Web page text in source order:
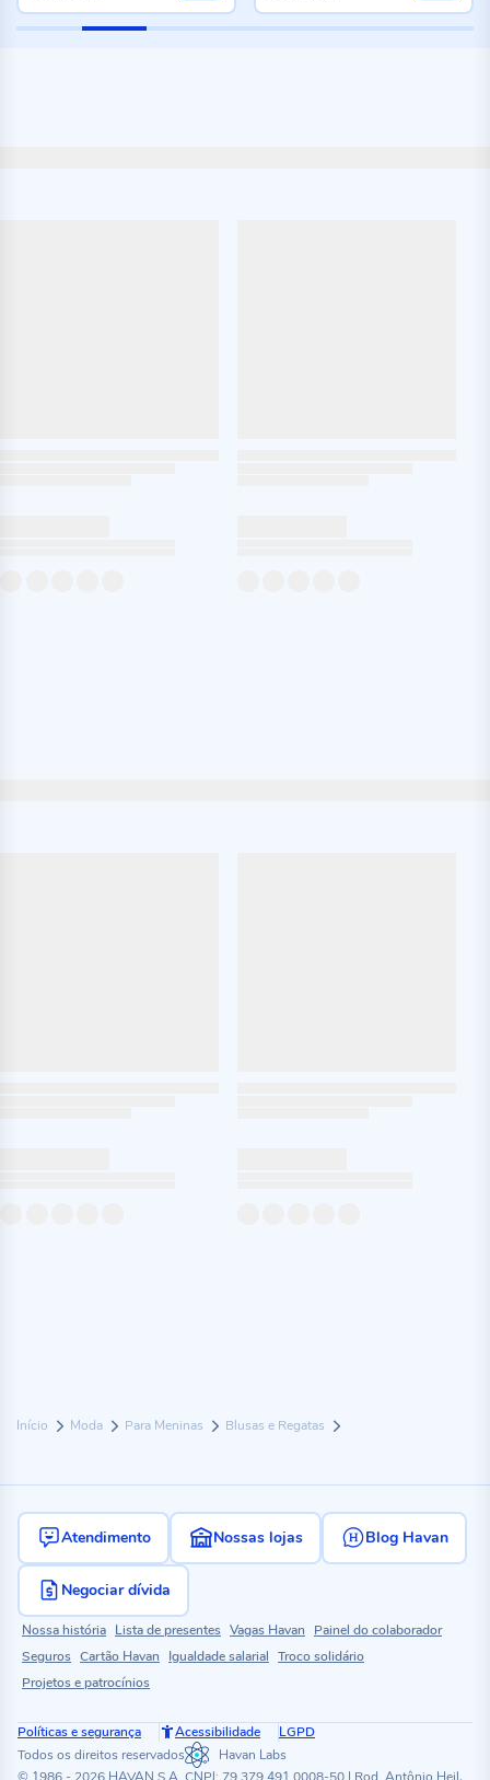
Início Moda Para Meninas Blusas e Regatas
Atendimento Nossas lojas Blog Havan
Negociar dívida
Nossa história Lista de presentes Vagas Havan
Painel do colaborador
Seguros Cartão Havan Igualdade salarial Troco solidário
Projetos e patrocínios
Políticas e segurança Acessibilidade
LGPD
Todos os direitos reservados
Havan Labs